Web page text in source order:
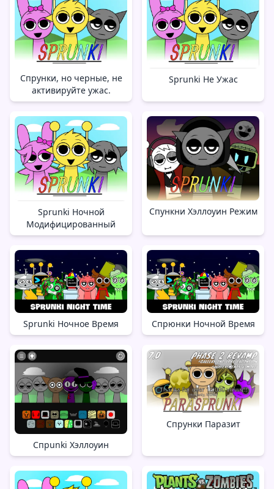
Спрунки, но черные, не
активируйте ужас.
Sprunki Не Ужас
Sprunki Ночной
Модифицированный
Спункни Хэллоуин Режим
Sprunki Ночное Время Спрюнки Ночной Время
Спрunki Хэллоуин
Спрунки Паразит